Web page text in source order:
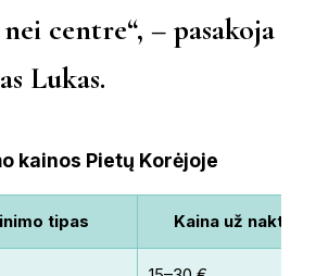
centre“, – pasakoja
Lukas.
kainos Pietų Korėjoje
tipas Kaina už naktį